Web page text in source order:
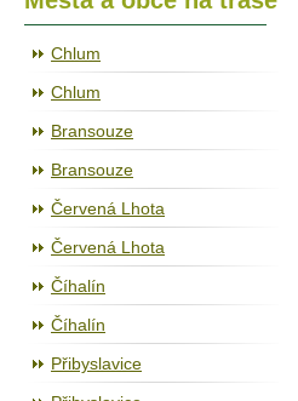
Chlum
Chlum
Bransouze
Bransouze
Červená Lhota
Červená Lhota
Číhalín
Číhalín
Přibyslavice